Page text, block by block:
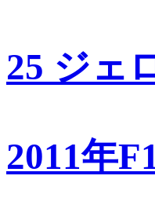
25 ジェ
2011年